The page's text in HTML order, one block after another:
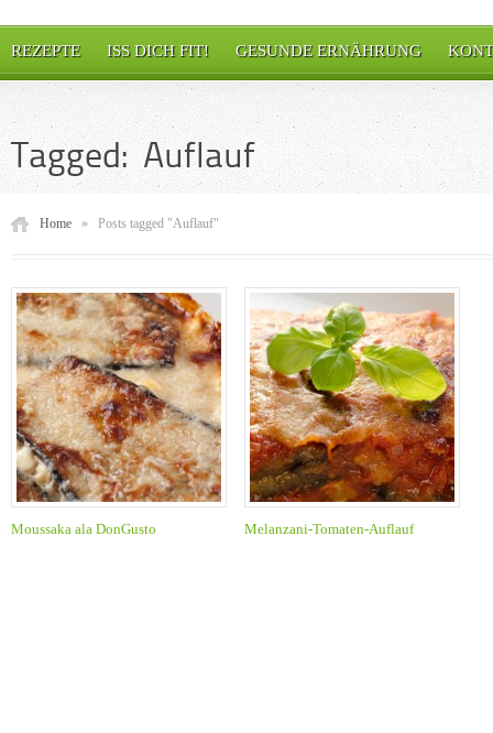
REZEPTE ISS DICH FIT! GESUNDE ERNÄHRUNG
Tagged: Auflauf
Home » Posts tagged "Auflauf"
Moussaka ala DonGusto Melanzani-Tomaten-Auflauf